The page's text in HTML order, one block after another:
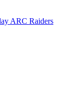
ARC Raiders